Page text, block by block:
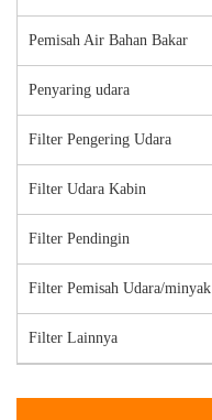
Pemisah Air Bahan Bakar
Penyaring udara
Filter Pengering Udara
Filter Udara Kabin
Filter Pendingin
Filter Pemisah Udara/minyak
Filter Lainnya